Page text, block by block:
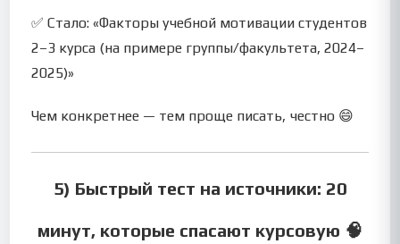
✅ Стало: «Факторы учебной мотивации студентов
2–3 курса (на примере группы/факультета, 2024–
2025)»
Чем конкретнее — тем проще писать, честно 😄
5) Быстрый тест на источники: 20
минут, которые спасают курсовую 🧠